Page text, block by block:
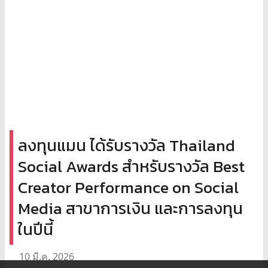
ลงทุนแมน ได้รับรางวัล Thailand
Social Awards สำหรับรางวัล Best
Creator Performance on Social
Media สาขาการเงิน และการลงทุน
ในปีนี้
10 มี.ค. 2026